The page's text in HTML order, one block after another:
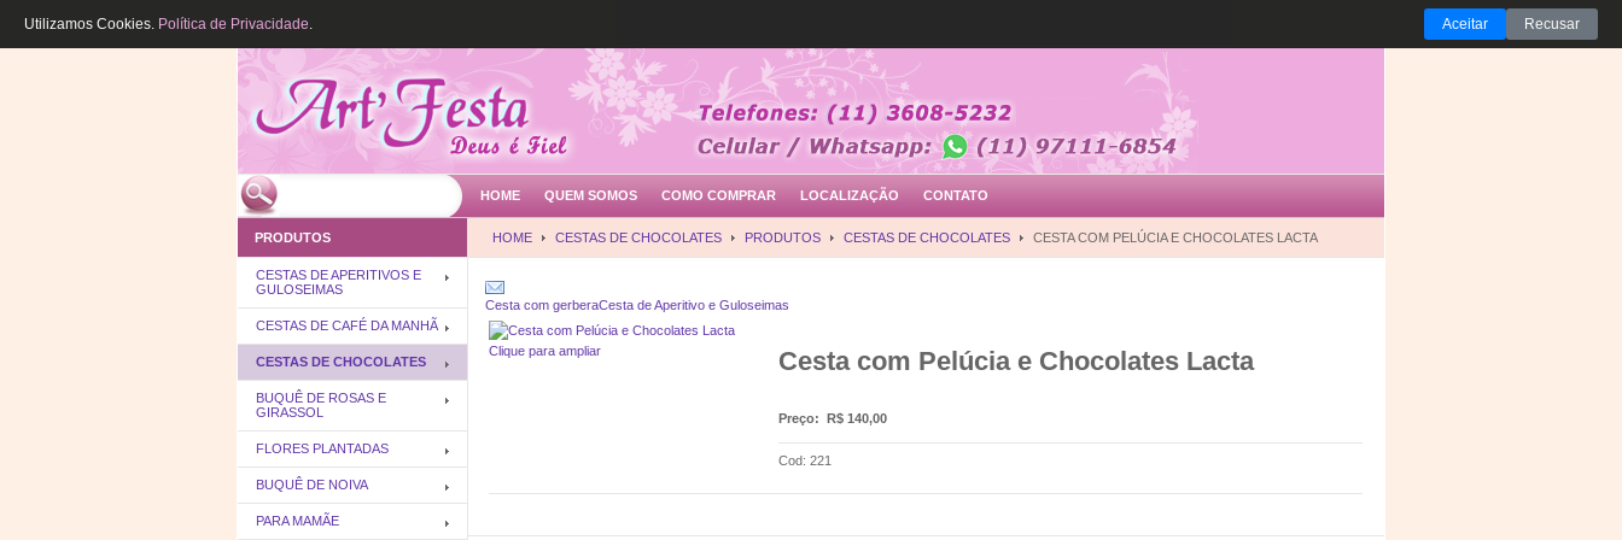
HOME QUEM SOMOS COMO COMPRAR LOCALIZAÇÃO CONTATO
HOME CESTAS DE CHOCOLATES PRODUTOS CESTAS DE CHOCOLATES CESTA COM PELÚCIA E CHOCOLATES LACTA
Cesta com gerberaCesta de Aperitivo e Guloseimas
Clique para ampliar Cesta com Pelúcia e Chocolates Lacta
Preço: R$ 140,00
Cod: 221
PRODUTOS
CESTAS DE APERITIVOS E
GULOSEIMAS
CESTAS DE CAFÉ DA MANHÃ
CESTAS DE CHOCOLATES
BUQUÊ DE ROSAS E
GIRASSOL
FLORES PLANTADAS
BUQUÊ DE NOIVA
PARA MAMÃE
Utilizamos Cookies. Política de Privacidade. Aceitar Recusar